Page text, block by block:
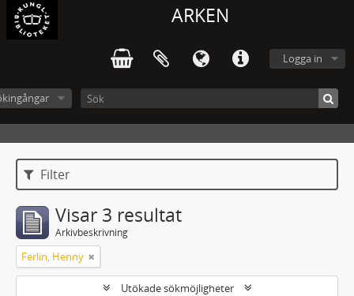
ARKEN
Logga in
Filter
Visar 3 resultat
Arkivbeskrivning
Ferlin, Henny
Utökade sökmöjligheter